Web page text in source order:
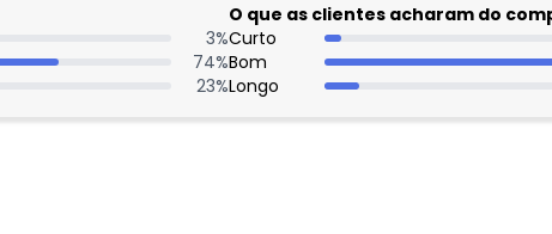
3%
74%
23%
O que as clientes acharam do
Curto
Bom
Longo